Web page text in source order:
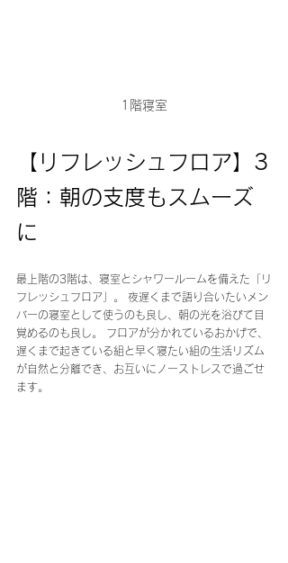
1階寝室
【リフレッシュフロア】3
階：朝の支度もスムーズ
に
最上階の3階は、寝室とシャワールームを備えた「リ
フレッシュフロア」。 夜遅くまで語り合いたいメン
バーの寝室として使うのも良し、朝の光を浴びて目
覚めるのも良し。 フロアが分かれているおかげで、
遅くまで起きている組と早く寝たい組の生活リズム
が自然と分離でき、お互いにノーストレスで過ごせ
ます。